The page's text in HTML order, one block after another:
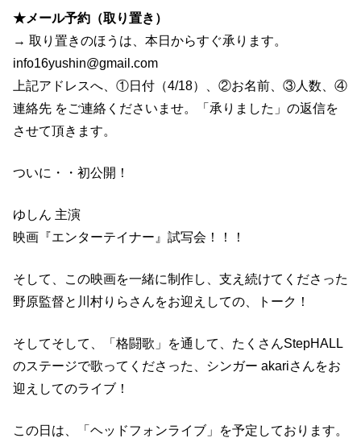
試
写
会
！
ト
ー
ラ
イ
！
★メール予約（取り置き）
→ 取り置きのほうは、本日からすぐ承ります。
info16yushin@gmail.com
上記アドレスへ、①日付（4/18）、②お名前、③人数、④
連絡先 をご連絡くださいませ。「承りました」の返信を
させて頂きます。
ついに・・初公開！
ゆしん 主演
映画『エンターテイナー』試写会！！！
そして、この映画を一緒に制作し、支え続けてくださった
野原監督と川村りらさんをお迎えしての、トーク！
そしてそして、「格闘歌」を通して、たくさんStepHALL
のステージで歌ってくださった、シンガー akariさんをお
迎えしてのライブ！
この日は、「ヘッドフォンライブ」を予定しております。